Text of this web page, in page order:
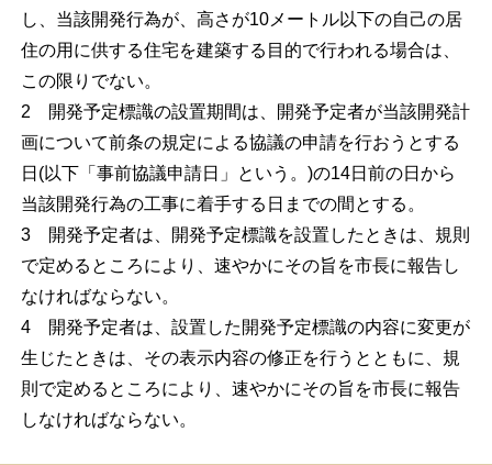
し、当該開発行為が、高さが10メートル以下の自己の居
住の用に供する住宅を建築する目的で行われる場合は、
この限りでない。
2 開発予定標識の設置期間は、開発予定者が当該開発計
画について前条の規定による協議の申請を行おうとする
日(以下「事前協議申請日」という。)の14日前の日から
当該開発行為の工事に着手する日までの間とする。
3 開発予定者は、開発予定標識を設置したときは、規則
で定めるところにより、速やかにその旨を市長に報告し
なければならない。
4 開発予定者は、設置した開発予定標識の内容に変更が
生じたときは、その表示内容の修正を行うとともに、規
則で定めるところにより、速やかにその旨を市長に報告
しなければならない。